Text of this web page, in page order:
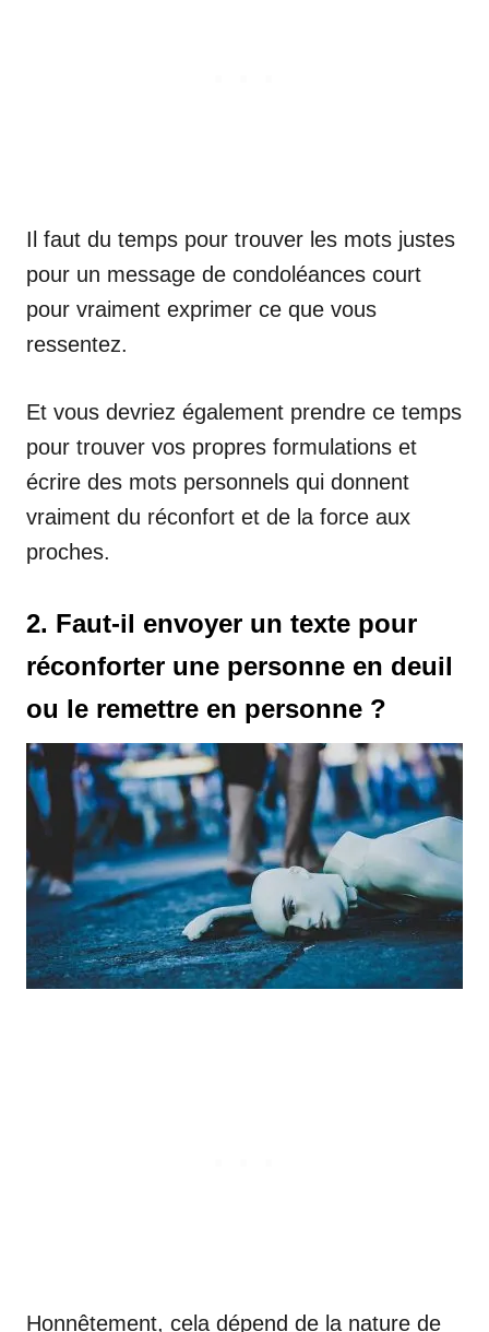
Il faut du temps pour trouver les mots justes
pour un message de condoléances court
pour vraiment exprimer ce que vous
ressentez.
Et vous devriez également prendre ce temps
pour trouver vos propres formulations et
écrire des mots personnels qui donnent
vraiment du réconfort et de la force aux
proches.
2. Faut-il envoyer un texte pour
réconforter une personne en deuil
ou le remettre en personne ?
Honnêtement, cela dépend de la nature de